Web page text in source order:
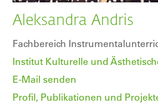
Aleksandra Andris
Fachbereich
Institut Kulturelle und
E-Mail senden
Profil, Publikationen und